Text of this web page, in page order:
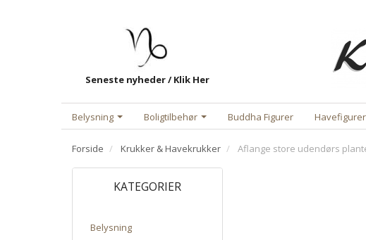
Seneste nyheder / Klik Her
Belysning Boligtilbehør Buddha Figurer Havefigurer
Forside Krukker & Havekrukker Aflange store udendørs
KATEGORIER
Belysning